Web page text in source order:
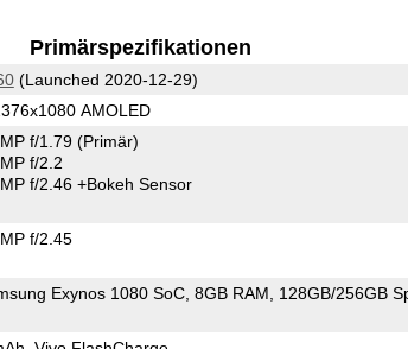
Primärspezifikationen
(Launched 2020-12-29)
AMOLED
f/1.79 (Primär)
f/2.2
f/2.46 +Bokeh Sensor
f/2.45
Exynos 1080 SoC 8GB RAM 128GB/256GB